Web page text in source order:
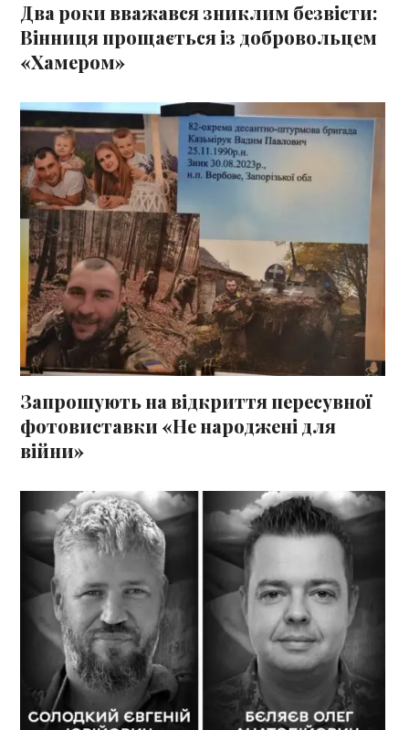
Два роки вважався зниклим безвісти:
Вінниця прощається із добровольцем
«Хамером»
Запрошують на відкриття пересувної
фотовиставки «Не народжені для
війни»